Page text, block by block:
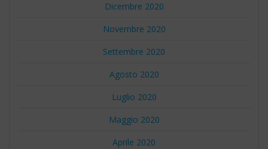
Dicembre 2020
Novembre 2020
Settembre 2020
Agosto 2020
Luglio 2020
Maggio 2020
Aprile 2020